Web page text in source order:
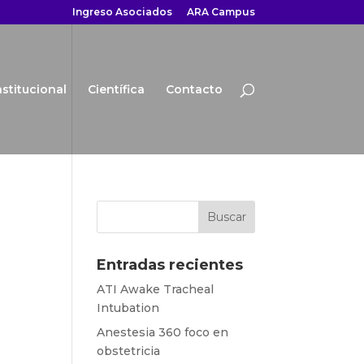
Ingreso Asociados ARA Campus
Científica Contacto
Entradas recientes
ATI Awake Tracheal
Intubation
Anestesia 360 foco en
obstetricia